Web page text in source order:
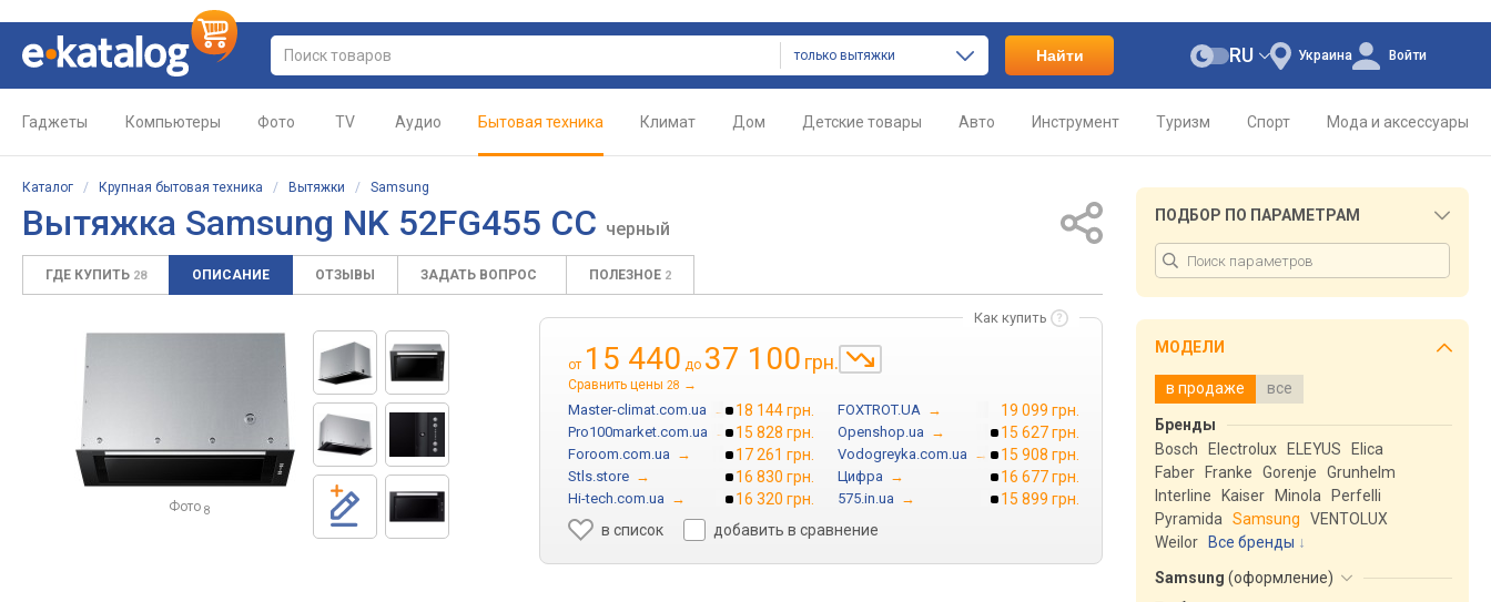
только вытяжки Найти Украина
RU Войти
Гаджеты Компьютеры Фото TV Аудио Бытовая техника Климат Дом Детские товары Авто Инструмент Туризм Спорт Мода и аксессуары
Каталог / Крупная бытовая техника / Вытяжки / Samsung
Вытяжка Samsung NK 52FG455 CC черный
ГДЕ КУПИТЬ 28 ОПИСАНИЕ ОТЗЫВЫ ЗАДАТЬ ВОПРОС ПОЛЕЗНОЕ 2
Фото 8
Как купить
от 15 440 до 37 100 грн.
Сравнить цены 28 →
Master-climat.com.ua → 18 144 грн. FOXTROT.UA → 19 099 грн.
Pro100market.com.ua → 15 828 грн. Openshop.ua → 15 627 грн.
Foroom.com.ua → 17 261 грн. Vodogreyka.com.ua → 15 908 грн.
Stls.store → 16 830 грн. Цифра → 16 677 грн.
Hi-tech.com.ua → 16 320 грн. 575.in.ua →
15 899 грн.
в список
добавить в сравнение
ПОДБОР ПО ПАРАМЕТРАМ
МОДЕЛИ
в продаже все
Бренды
Bosch
Electrolux ELEYUS
Elica
Faber
Franke Gorenje
Grunhelm
Interline
Kaiser Minola
Perfelli
Pyramida
Samsung
VENTOLUX
Weilor
Все бренды
Samsung (оформление)